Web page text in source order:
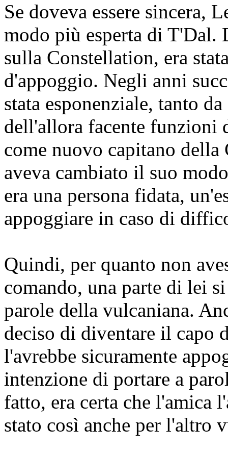
Se doveva essere sincera,
modo più esperta di T'Dal.
sulla Constellation, era
d'appoggio. Negli anni
stata esponenziale, tanto
dell'allora facente funzioni
come nuovo capitano
aveva cambiato il suo
era una persona fidata,
appoggiare in caso di
Quindi, per quanto non
comando, una parte di lei
parole della vulcaniana.
deciso di diventare il capo
l'avrebbe sicuramente
intenzione di portare a
fatto, era certa che l'amica
stato così anche per l'altro